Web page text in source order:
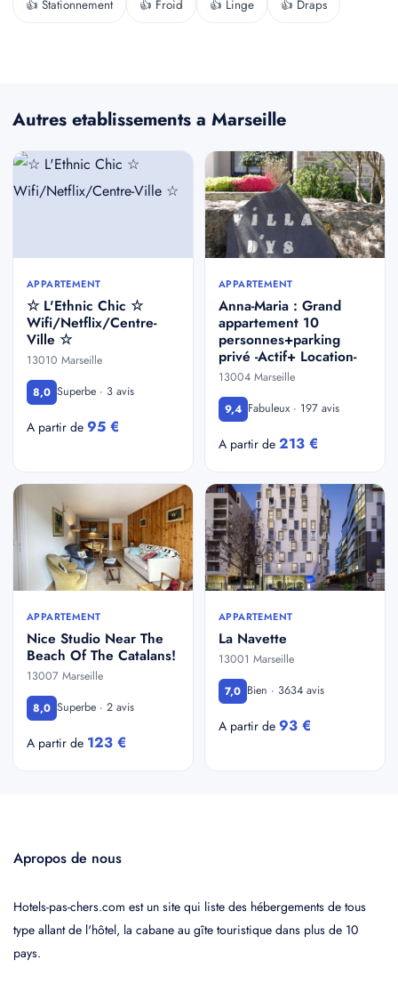
👍 Stationnement 👍 Froid 👍 Linge 👍 Draps
Autres etablissements a Marseille
APPARTEMENT
☆ L'Ethnic Chic ☆
Wifi/Netflix/Centre-
Ville ☆
13010 Marseille
8,0 Superbe · 3 avis
A partir de 95 €
APPARTEMENT
Anna-Maria : Grand
appartement 10
personnes+parking
privé -Actif+ Location-
13004 Marseille
9,4 Fabuleux · 197 avis
A partir de 213 €
APPARTEMENT
Nice Studio Near The
Beach Of The Catalans!
13007 Marseille
8,0 Superbe · 2 avis
A partir de 123 €
APPARTEMENT
La Navette
13001 Marseille
7,0 Bien · 3634 avis
A partir de 93 €
Apropos de nous
Hotels-pas-chers.com est un site qui liste des hébergements de tous
type allant de l'hôtel, la cabane au gîte touristique dans plus de 10
pays.